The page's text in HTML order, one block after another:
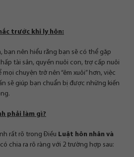
trước khi ly hôn:
bạn nên hiểu rằng bạn sẽ có thể gặp
tài sản, quyền nuôi con, trợ cấp nuôi
chuyện trở nên “êm xuôi” hơn, việc
sẽ giúp bạn chuẩn bị được những kiến
phải làm gì?
rất rõ trong Điều Luật hôn nhân và
chia ra rõ ràng với 2 trường hợp sau: